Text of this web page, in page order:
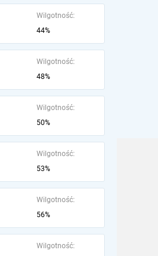
Wilgotność:
44%
Wilgotność:
48%
Wilgotność:
50%
Wilgotność:
53%
Wilgotność:
56%
Wilgotność: